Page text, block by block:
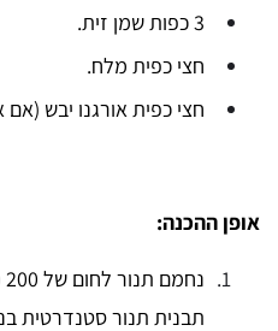
3 כפות שמן זית.
חצי כפית מלח.
חצי כפית אורגנו יבש
אופן ההכנה:
תבנית תנור סטנדרטית